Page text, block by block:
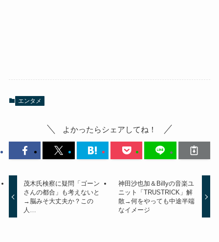
エンタメ
よかったらシェアしてね！
茂木氏検察に疑問「ゴーン
さんの都合」も考えないと
→脳みそ大丈夫か？この
人…
神田沙也加＆Billyの音楽ユ
ニット「TRUSTRICK」解
散→何をやっても中途半端
なイメージ